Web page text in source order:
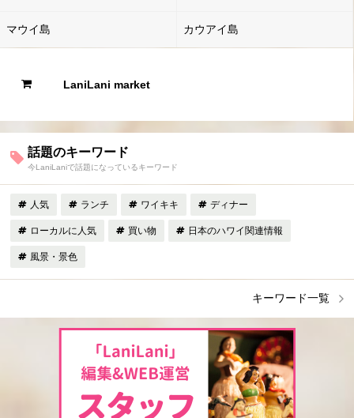
マウイ島 カウアイ島
LaniLani market
話題のキーワード
今LaniLaniで話題になっているキーワード
人気 ランチ ワイキキ ディナー
ローカルに人気 買い物 日本のハワイ関連情報
風景・景色
キーワード一覧